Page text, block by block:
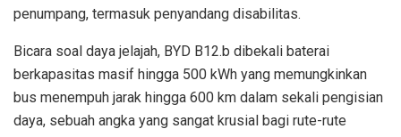
penumpang, termasuk penyandang disabilitas.
Bicara soal daya jelajah, BYD B12.b dibekali baterai
berkapasitas masif hingga 500 kWh yang memungkinkan
bus menempuh jarak hingga 600 km dalam sekali pengisian
daya, sebuah angka yang sangat krusial bagi rute-rute